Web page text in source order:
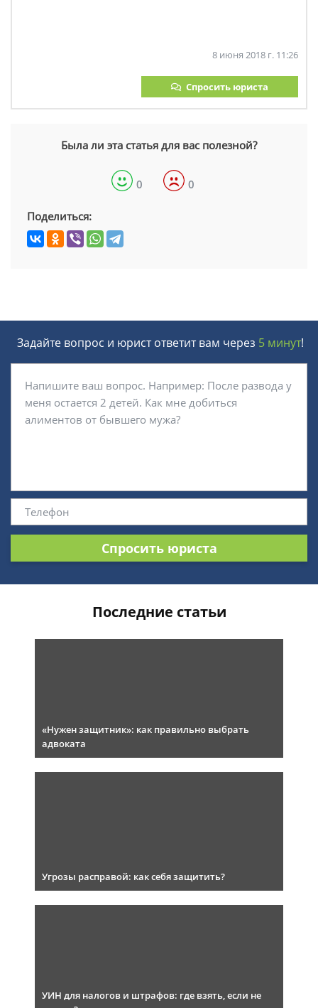
8 июня 2018 г. 11:26
Спросить юриста
Была ли эта статья для вас полезной?
0 0
Поделиться:
Задайте вопрос и юрист ответит вам через 5 минут!
Спросить юриста
Последние статьи
«Нужен защитник»: как правильно выбрать
адвоката
Угрозы расправой: как себя защитить?
УИН для налогов и штрафов: где взять, если не